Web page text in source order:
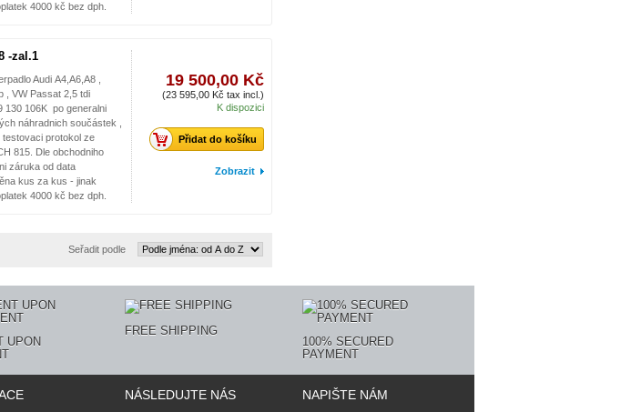
4000 kč bez dph.
-zal.1
Audi A4,A6,A8 ,
, VW Passat 2,5 tdi
130 106K po generalni
náhradnich součástek ,
protokol ze
815. Dle obchodniho
záruka od data
kus za kus - jinak
4000 kč bez dph.
19 500,00 Kč
(23 595,00 Kč tax incl.)
K dispozici
Přidat do košíku
Zobrazit
Seřadit podle
UPON
FREE SHIPPING
100% SECURED
PAYMENT
NÁSLEDUJTE NÁS NAPIŠTE NÁM